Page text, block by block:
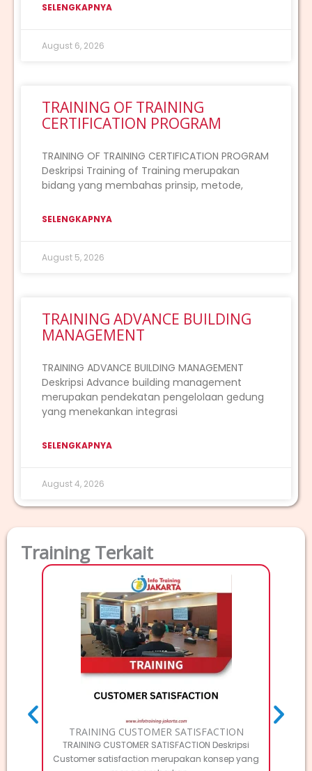
SELENGKAPNYA
August 6, 2026
TRAINING OF TRAINING
CERTIFICATION PROGRAM
TRAINING OF TRAINING CERTIFICATION PROGRAM
Deskripsi Training of Training merupakan
bidang yang membahas prinsip, metode,
SELENGKAPNYA
August 5, 2026
TRAINING ADVANCE BUILDING
MANAGEMENT
TRAINING ADVANCE BUILDING MANAGEMENT
Deskripsi Advance building management
merupakan pendekatan pengelolaan gedung
yang menekankan integrasi
SELENGKAPNYA
August 4, 2026
Training Terkait
TRAINING CUSTOMER SATISFACTION
TRAINING CUSTOMER SATISFACTION Deskripsi
Customer satisfaction merupakan konsep yang